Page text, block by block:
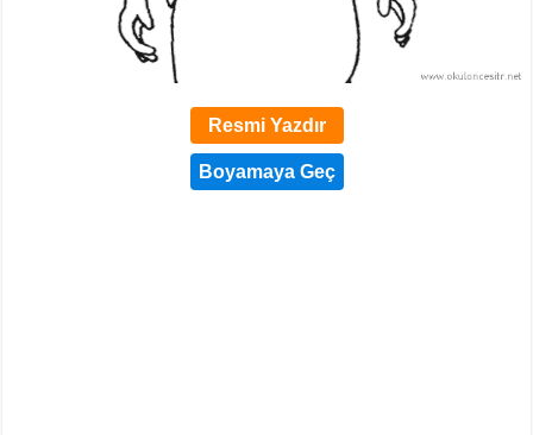
Resmi Yazdır